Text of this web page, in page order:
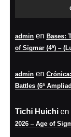
admin en Bases:
of Sigmar (4ª) –
admin en
Battles (6ª
Tichi Huichi en
2026 – Age of